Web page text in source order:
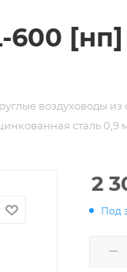
600 [нп]
воздуховоды
сталь 0,9
2
Под